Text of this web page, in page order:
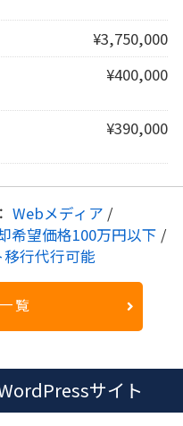
¥3,750,000
¥400,000
¥390,000
Webメディア /
希望価格100万円以下 /
移行代行可能
覧
サイト